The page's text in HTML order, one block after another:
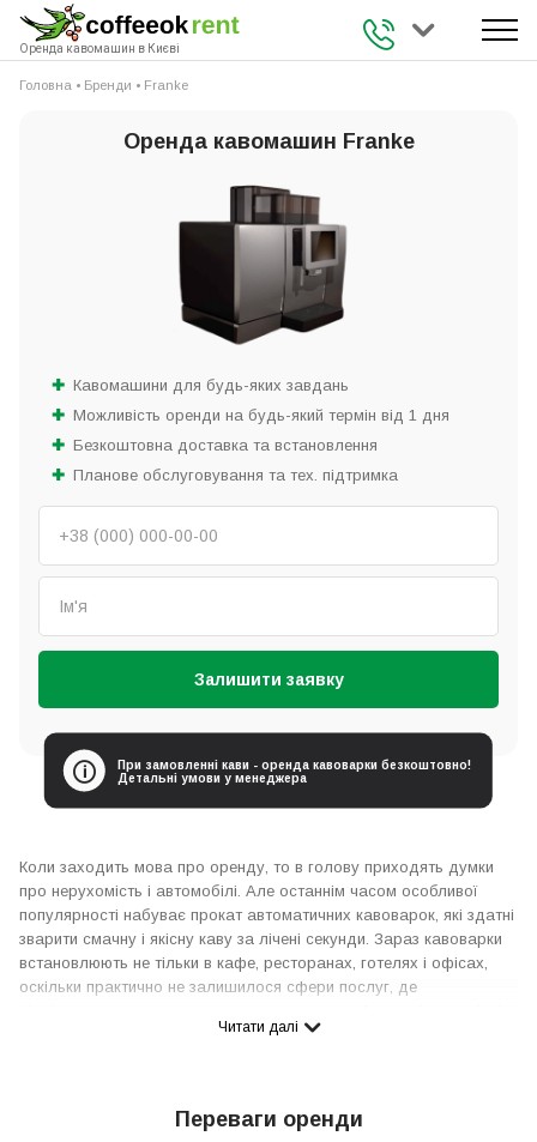
Оренда кавомашин в Києві
+38 (093) 941
Головна • Бренди • Franke
Оренда кавомашин Franke
Кавомашини для будь-яких завдань
Можливість оренди на будь-який термін від 1 дня
Безкоштовна доставка та встановлення
Планове обслуговування та тех. підтримка
Залишити заявку
При замовленні кави - оренда кавоварки безкоштовно!
Детальні умови у менеджера
Коли заходить мова про оренду, то в голову приходять думки
про нерухомість і автомобілі. Але останнім часом особливої
популярності набуває прокат автоматичних кавоварок, які здатні
зварити смачну і якісну каву за лічені секунди. Зараз кавоварки
встановлюють не тільки в кафе, ресторанах, готелях і офісах,
оскільки практично не залишилося сфери послуг, де
девайси коштують дорого, то варто скористатися такою
і знімає з користувача всі кавові завдання, дозволяючи
зосередитися на інших цілях.
Читати далі
Переваги оренди